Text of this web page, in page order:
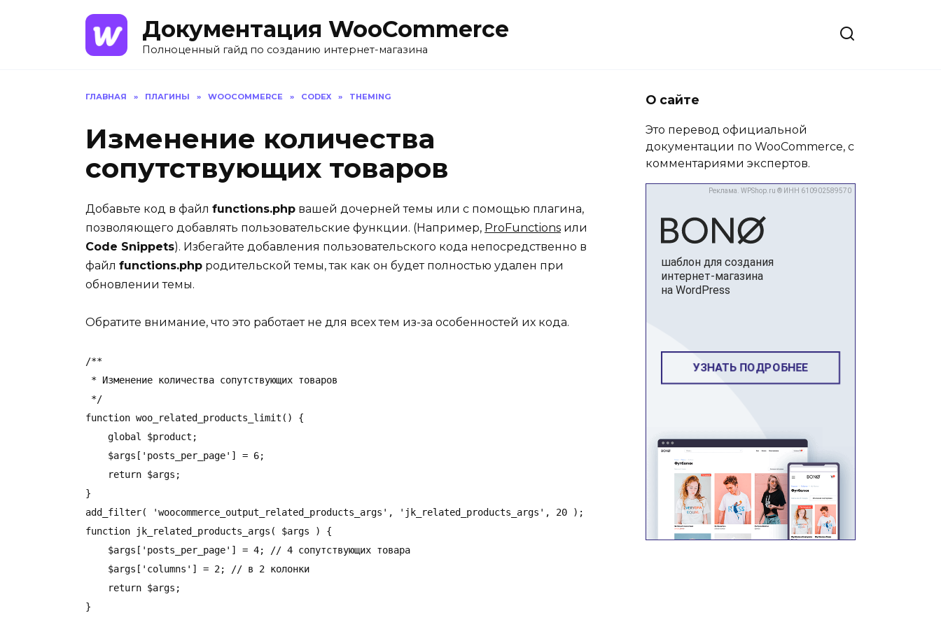
Документация WooCommerce
Полноценный гайд по созданию интернет-магазина
ГЛАВНАЯ » ПЛАГИНЫ » WOOCOMMERCE » CODEX » THEMING
Изменение количества
сопутствующих товаров
Добавьте код в файл functions.php вашей дочерней темы или с помощью плагина,
позволяющего добавлять пользовательские функции. (Например, ProFunctions или
Code Snippets). Избегайте добавления пользовательского кода непосредственно в
файл functions.php родительской темы, так как он будет полностью удален при
обновлении темы.
Обратите внимание, что это работает не для всех тем из-за особенностей их кода.
/**
* Изменение количества сопутствующих товаров
*/
function woo_related_products_limit() {
    global $product;
    $args['posts_per_page'] = 6;
    return $args;
}
add_filter( 'woocommerce_output_related_products_args', 'jk_related_products_args', 20 );
function jk_related_products_args( $args ) {
    $args['posts_per_page'] = 4; // 4 сопутствующих товара
    $args['columns'] = 2; // в 2 колонки
    return $args;
}
О сайте
Это перевод официальной
документации по WooCommerce, с
комментариями экспертов.